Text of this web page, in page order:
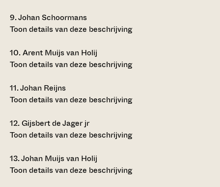
9.Johan Schoormans
Toon details van deze beschrijving
10.Arent Muijs van Holij
Toon details van deze beschrijving
11.Johan Reijns
Toon details van deze beschrijving
12.Gijsbert de Jager jr
Toon details van deze beschrijving
13.Johan Muijs van Holij
Toon details van deze beschrijving